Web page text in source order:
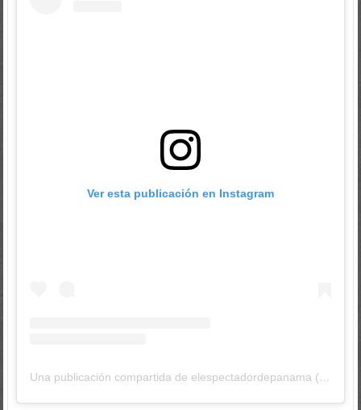
Ver esta publicación en Instagram
Una publicación compartida de elespectadordepanama (@elespectadordepanama)